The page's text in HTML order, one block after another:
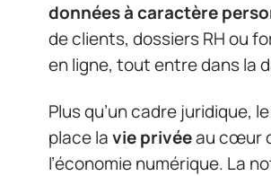
données à caractère
de clients, dossiers RH ou
en ligne, tout entre dans la
Plus qu’un cadre juridique, le
place lavie privéeau cœur
l’économie numérique. La